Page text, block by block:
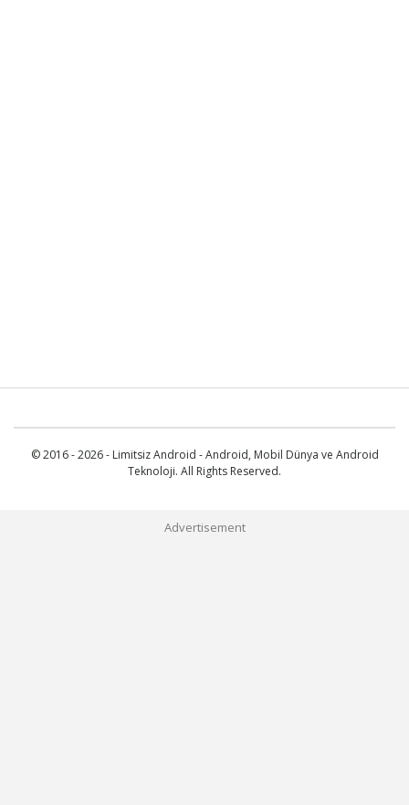
© 2016 - 2026 - Limitsiz Android - Android, Mobil Dünya ve Android
Teknoloji. All Rights Reserved.
Advertisement